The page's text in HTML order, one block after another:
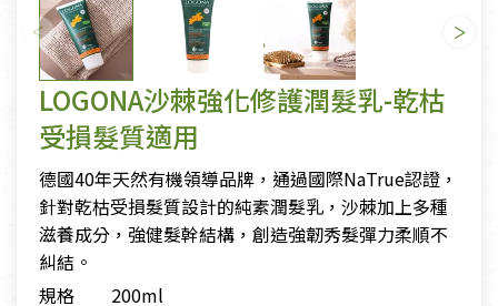
LOGONA沙棘強化修護潤髮乳-乾枯
受損髮質適用
德國40年天然有機領導品牌，通過國際NaTrue認證，
針對乾枯受損髮質設計的純素潤髮乳，沙棘加上多種
滋養成分，強健髮幹結構，創造強韌秀髮彈力柔順不
糾結。
規格
200ml